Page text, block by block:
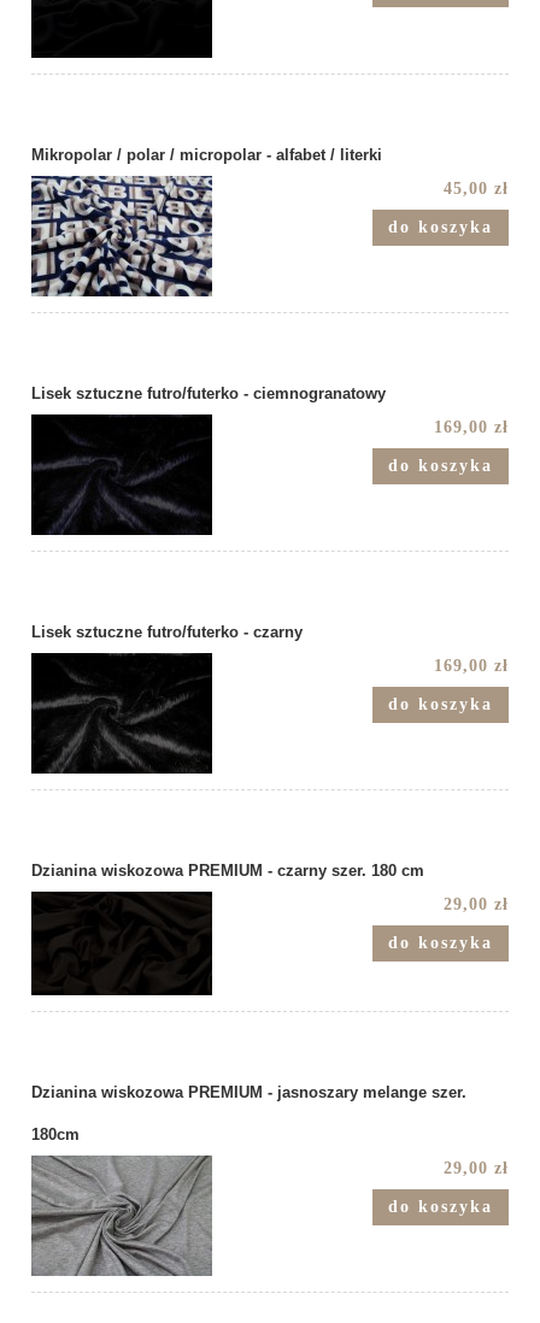
Mikropolar / polar / micropolar - alfabet / literki
45,00 zł
do koszyka
Lisek sztuczne futro/futerko - ciemnogranatowy
169,00 zł
do koszyka
Lisek sztuczne futro/futerko - czarny
169,00 zł
do koszyka
Dzianina wiskozowa PREMIUM - czarny szer. 180 cm
29,00 zł
do koszyka
Dzianina wiskozowa PREMIUM - jasnoszary melange szer.
180cm
29,00 zł
do koszyka